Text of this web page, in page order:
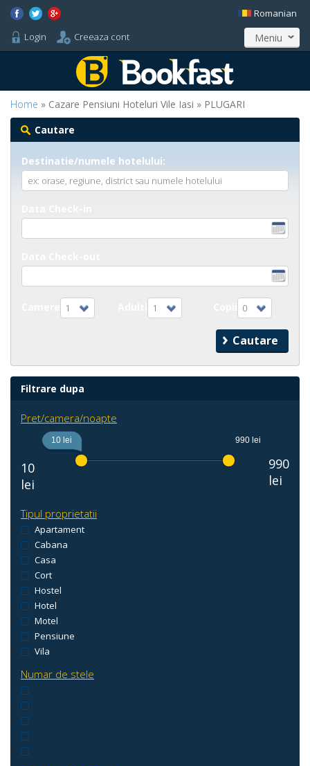
Login Creeaza cont
Romanian
Meniu
Home » Cazare Pensiuni Hoteluri Vile Iasi » PLUGARI
Cautare
Destinatie/numele hotelului:
1 1 0
Filtrare dupa
Pret/camera/noapte
10
lei
10 lei 990 lei
990
lei
Tipul proprietatii
Apartament
Cabana
Casa
Cort
Hostel
Hotel
Motel
Pensiune
Vila
Numar de stele